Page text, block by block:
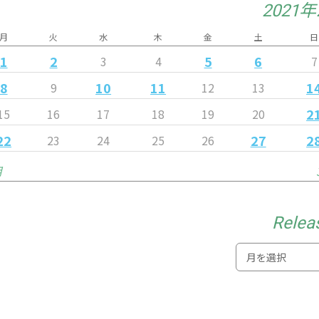
2021
月 火 水 木 金 土 日
1 2 3 4 5 6 7
8 9 10 11 12 13
16 17 18 19 20
23 24 25 26 27